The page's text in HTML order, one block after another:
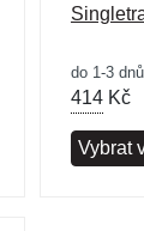
do 1-3
414Kč
Vybrat